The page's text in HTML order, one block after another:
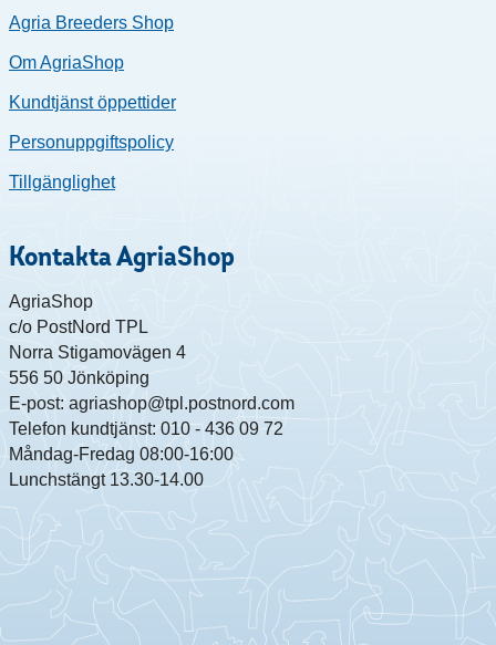
Agria Breeders Shop
Om AgriaShop
Kundtjänst öppettider
Personuppgiftspolicy
Tillgänglighet
Kontakta AgriaShop
AgriaShop
c/o PostNord TPL
Norra Stigamovägen 4
556 50 Jönköping
E-post: agriashop@tpl.postnord.com
Telefon kundtjänst: 010 - 436 09 72
Måndag-Fredag 08:00-16:00
Lunchstängt 13.30-14.00